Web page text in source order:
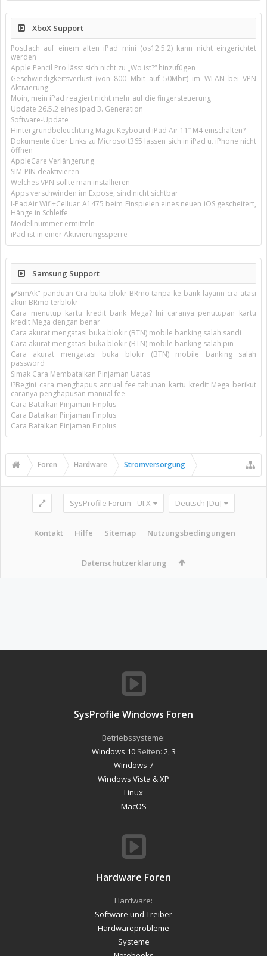
XboX Support
Postfach auf einem alten iPad mini (os12.5.2) kann nicht eingerichtet
werden
Apple Pencil Pro lässt sich nicht zu „Wo ist?“ hinzufügen
Geschwindigkeitsverlust (von 800 Mbit auf 50Mbit) im WLAN bei VPN
Aktivierung
Moin, mein iPad reagiert nicht mehr auf die fingersteuerung
Update 26.5.2 eines ipad 3. Generation
Software-Update
Hintergrundbeleuchtung Magic Keyboard iPad Air 11’’ M4 einschalten?
Dokumente über Links zu Microsoft365 lassen sich in iPad u. iPhone nicht
öffnen
AppleCare Verlängerung
SIM-PIN deaktivieren
Welches VPN sollte man installieren
Apps verschwinden im Exposé, sind nicht sichtbar
I-PadAir Wifi+Celluar A1475 beim Einspielen eines neuen iOS gescheitert,
Hänge in Schleife
Modellnummer ermitteln
iPad ist in einer Aktivierungssperre
Samsung Support
✔️SimAk" panduan Cra buka blokr BRmo tanpa ke bank layann cra atasi
akun BRmo terblokr
Cara menutup kartu kredit bank Mega? Ini caranya penutupan kartu
kredit Mega dengan benar
Cara akurat mengatasi buka blokir (BTN) mobile banking salah sandi
Cara akurat mengatasi buka blokir (BTN) mobile banking salah pin
Cara akurat mengatasi buka blokir (BTN) mobile banking salah
password
Simak Cara Membatalkan Pinjaman Uatas
!?Begini cara menghapus annual fee tahunan kartu kredit Mega berikut
caranya penghapusan manual fee
Cara Batalkan Pinjaman Finplus
Cara Batalkan Pinjaman Finplus
Cara Batalkan Pinjaman Finplus
Foren Hardware Stromversorgung
SysProfile Forum - UI.X Deutsch [Du]
Kontakt Hilfe Sitemap Nutzungsbedingungen
Datenschutzerklärung
SysProfile Windows Foren
Betriebssysteme:
Windows 10Seiten: 2 3
Windows 7
Windows Vista & XP
Linux
MacOS
Hardware Foren
Hardware:
Software und Treiber
Hardwareprobleme
Systeme